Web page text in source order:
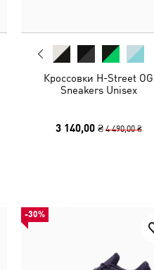
Кроссовки H-Street OG
Sneakers Unisex
3 140,00 ₴ 4 490,00 ₴
-30%